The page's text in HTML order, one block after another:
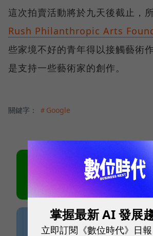
這次拍賣活動將於九天後截止，
Rush Philanthropic Arts
些家境不好的青年得以接觸藝術
是支持一些藝術家的創作。
關鍵字： ＃Google
掌握最新 AI 發展
立即訂閱《數位時代》日